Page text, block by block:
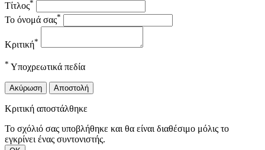
Τίτλος*
Το όνομά σας*
Κριτική*
* Υποχρεωτικά πεδία
Ακύρωση Αποστολή
Κριτική αποστάλθηκε
Το σχόλιό σας υποβλήθηκε και θα είναι διαθέσιμο μόλις το
εγκρίνει ένας συντονιστής.